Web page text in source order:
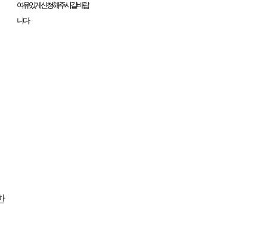
여유 있게 신청해 주시길 바랍
니다.